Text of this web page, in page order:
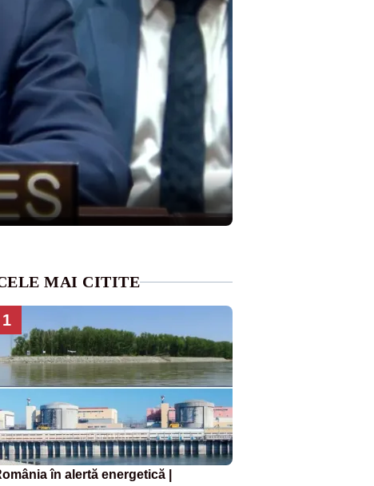
MAI CITITE
1
în alertă energetică |